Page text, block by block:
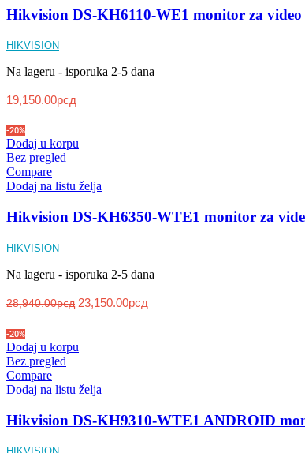
Hikvision DS-KH6110-WE1 monitor za
HIKVISION
Na lageru - isporuka 2-5 dana
19,150.00рсд
-20%
Dodaj u korpu
Bez pregled
Compare
Dodaj na listu želja
Hikvision DS-KH6350-WTE1 monitor za
HIKVISION
Na lageru - isporuka 2-5 dana
28,940.00рсд 23,150.00рсд
-20%
Dodaj u korpu
Bez pregled
Compare
Dodaj na listu želja
Hikvision DS-KH9310-WTE1 ANDROID